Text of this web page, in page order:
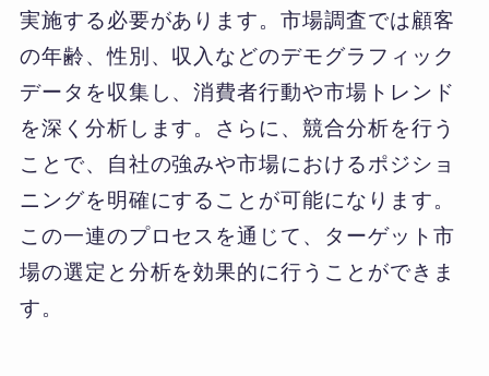
実施する必要があります。市場調査では顧客
の年齢、性別、収入などのデモグラフィック
データを収集し、消費者行動や市場トレンド
を深く分析します。さらに、競合分析を行う
ことで、自社の強みや市場におけるポジショ
ニングを明確にすることが可能になります。
この一連のプロセスを通じて、ターゲット市
場の選定と分析を効果的に行うことができま
す。